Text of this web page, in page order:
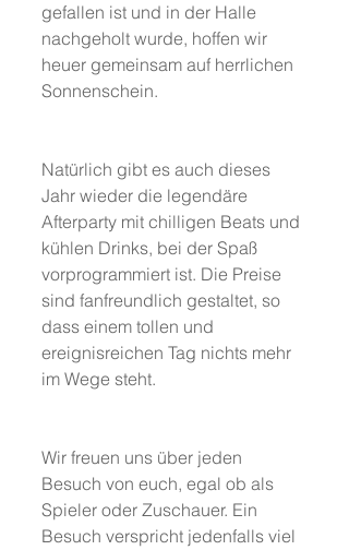
gefallen ist und in der Halle
nachgeholt wurde, hoffen wir
heuer gemeinsam auf herrlichen
Sonnenschein.
Natürlich gibt es auch dieses
Jahr wieder die legendäre
Afterparty mit chilligen Beats und
kühlen Drinks, bei der Spaß
vorprogrammiert ist. Die Preise
sind fanfreundlich gestaltet, so
dass einem tollen und
ereignisreichen Tag nichts mehr
im Wege steht.
Wir freuen uns über jeden
Besuch von euch, egal ob als
Spieler oder Zuschauer. Ein
Besuch verspricht jedenfalls viel